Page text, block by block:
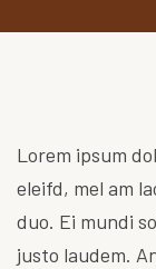
Lorem ipsum
eleifd, mel am
duo. Ei mundi
justo laudem.